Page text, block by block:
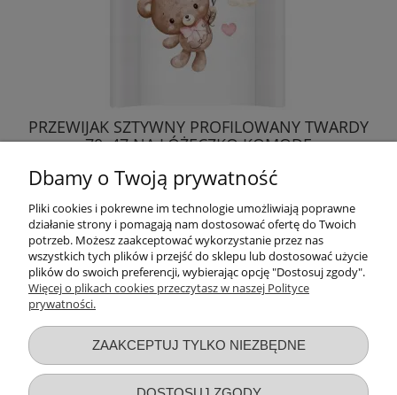
PRZEWIJAK SZTYWNY PROFILOWANY TWARDY
70x47 NA ŁÓŻECZKO KOMODĘ
70,99 zł
DO KOSZYKA
Dbamy o Twoją prywatność
Pliki cookies i pokrewne im technologie umożliwiają poprawne
działanie strony i pomagają nam dostosować ofertę do Twoich
potrzeb. Możesz zaakceptować wykorzystanie przez nas
wszystkich tych plików i przejść do sklepu lub dostosować użycie
plików do swoich preferencji, wybierając opcję "Dostosuj zgody".
Więcej o plikach cookies przeczytasz w naszej Polityce
prywatności.
ZAAKCEPTUJ TYLKO NIEZBĘDNE